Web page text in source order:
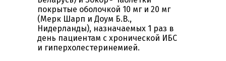
покрытые оболочкой 10 мг и 20 мг
(Мерк Шарп и Доум Б.В.,
Нидерланды), назначаемых 1 раз в
день пациентам с хронической ИБС
и гиперхолестеринемией.